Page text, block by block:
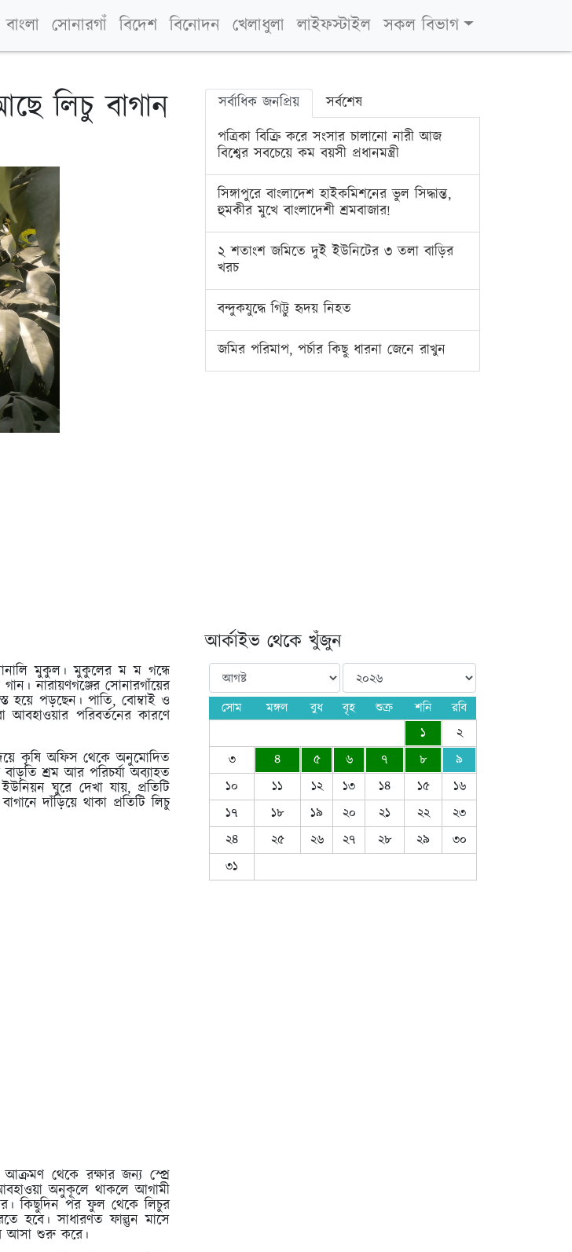
সোনারগাঁ বিদেশ বিনোদন খেলাধুলা লাইফস্টাইল সকল বিভাগ
লিচু বাগান
মুকুল। মুকুলের ম ম গন্ধে
নারায়ণগঞ্জের সোনারগাঁয়ের
হয়ে পড়ছেন। পাতি, বোম্বাই ও
পরিবর্তনের কারণে
কৃষি অফিস থেকে অনুমোদিত
বাড়তি শ্রম আর পরিচর্যা অব্যাহত
ঘুরে দেখা যায়, প্রতিটি
দাঁড়িয়ে থাকা প্রতিটি লিচু
থেকে রক্ষার জন্য স্প্রে
অনুকূলে থাকলে আগামী
কিছুদিন পর ফুল থেকে লিচুর
হবে। সাধারণত ফাল্গুন মাসে
আসা শুরু করে।
সর্বাধিক জনপ্রিয়
সর্বশেষ
পত্রিকা বিক্রি করে সংসার চালানো নারী আজ
বিশ্বের সবচেয়ে কম বয়সী প্রধানমন্ত্রী
সিঙ্গাপুরে বাংলাদেশ হাইকমিশনের ভুল সিদ্ধান্ত,
হুমকীর মুখে বাংলাদেশী শ্রমবাজার!
২ শতাংশ জমিতে দুই ইউনিটের ৩ তলা বাড়ির
খরচ
বন্দুকযুদ্ধে গিট্টু হৃদয় নিহত
জমির পরিমাপ, পর্চার কিছু ধারনা জেনে রাখুন
আর্কাইভ থেকে খুঁজুন
সোম মঙ্গল বুধ বৃহ শুক্র শনি
রবি
১
২
৩
৪ ৫ ৬ ৭ ৮
৯
১০
১১ ১২ ১৩ ১৪ ১৫
১৬
১৭
১৮ ১৯ ২০ ২১ ২২
২৩
২৪
২৫ ২৬ ২৭ ২৮ ২৯
৩০
৩১